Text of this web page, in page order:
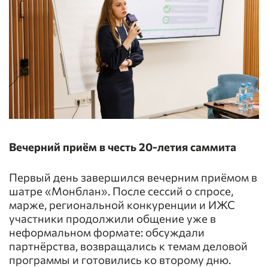
Вечерний приём в честь 20-летия саммита
Первый день завершился вечерним приёмом в
шатре «Монблан». После сессий о спросе,
марже, региональной конкуренции и ИЖС
участники продолжили общение уже в
неформальном формате: обсуждали
партнёрства, возвращались к темам деловой
программы и готовились ко второму дню.